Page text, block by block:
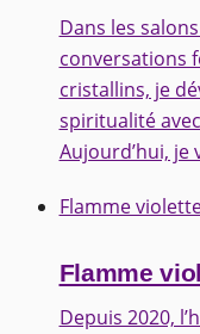
Dans les
conversations
cristallins, je
spiritualité
Aujourd’hui, je
Flamme
Flamme
Depuis 2020,